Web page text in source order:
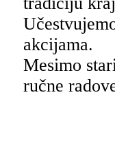
akcijama.
Mesimo
ručne